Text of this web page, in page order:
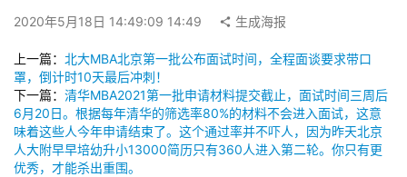
校
闻
M
B
A
2020年5月18日 14:49:09 14:49 生成海报
上一篇： 北大MBA北京第一批公布面试时间，全程面谈要求带口
罩，倒计时10天最后冲刺！
下一篇： 清华MBA2021第一批申请材料提交截止，面试时间三周后
6月20日。根据每年清华的筛选率80%的材料不会进入面试，这意
味着这些人今年申请结束了。这个通过率并不吓人，因为昨天北京
人大附早早培幼升小13000简历只有360人进入第二轮。你只有更
优秀，才能杀出重围。